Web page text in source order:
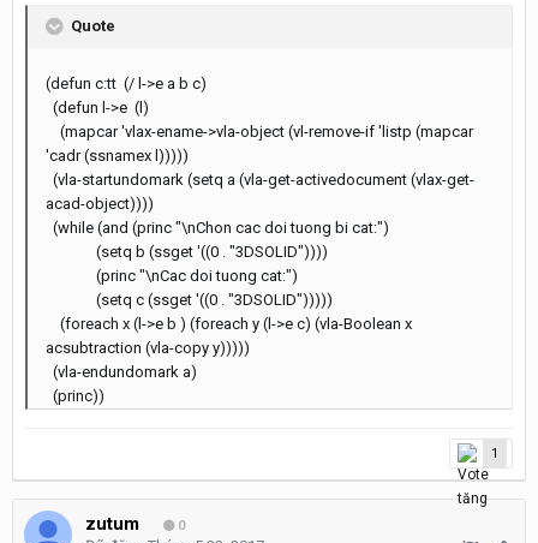
Quote
(defun c:tt (/ l->e a b c)
(defun l->e (l)
(mapcar 'vlax-ename->vla-object (vl-remove-if 'listp (mapcar
'cadr (ssnamex l)))))
(vla-startundomark (setq a (vla-get-activedocument (vlax-get-
acad-object))))
(while (and (princ "\nChon cac doi tuong bi cat:")
(setq b (ssget '((0 . "3DSOLID"))))
(princ "\nCac doi tuong cat:")
(setq c (ssget '((0 . "3DSOLID")))))
(foreach x (l->e b ) (foreach y (l->e c) (vla-Boolean x
acsubtraction (vla-copy y)))))
(vla-endundomark a)
(princ))
1
zutum 0